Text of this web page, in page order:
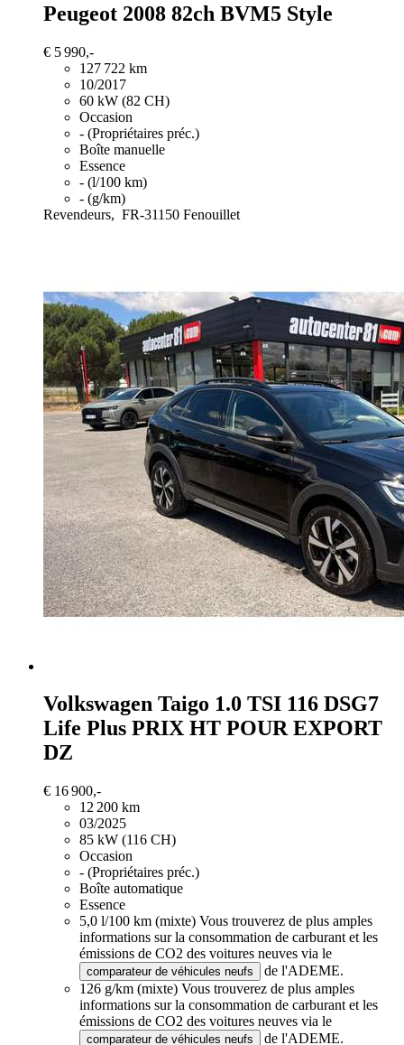
Peugeot 2008 82ch BVM5 Style
€ 5 990,-
127 722 km
10/2017
60 kW (82 CH)
Occasion
- (Propriétaires préc.)
Boîte manuelle
Essence
- (l/100 km)
- (g/km)
Revendeurs, FR-31150 Fenouillet
Volkswagen Taigo 1.0 TSI 116 DSG7
Life Plus PRIX HT POUR EXPORT
DZ
€ 16 900,-
12 200 km
03/2025
85 kW (116 CH)
Occasion
- (Propriétaires préc.)
Boîte automatique
Essence
5,0 l/100 km (mixte) Vous trouverez de plus amples
informations sur la consommation de carburant et les
émissions de CO2 des voitures neuves via le
comparateur de véhicules neufs
de l'ADEME.
126 g/km (mixte) Vous trouverez de plus amples
informations sur la consommation de carburant et les
émissions de CO2 des voitures neuves via le
comparateur de véhicules neufs
de l'ADEME.